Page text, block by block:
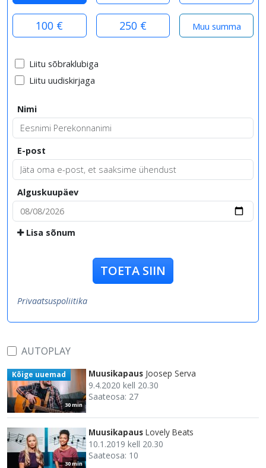
100 € 250 €
Liitu sõbraklubiga
Liitu uudiskirjaga
Nimi
E-post
Alguskuupäev
Lisa sõnum
TOETA SIIN
Privaatsuspoliitika
AUTOPLAY
30 min
Kõige uuemad Muusikapaus Joosep Serva
9.4.2020 kell 20.30
Saateosa: 27
30 min
Muusikapaus Lovely Beats
10.1.2019 kell 20.30
Saateosa: 10